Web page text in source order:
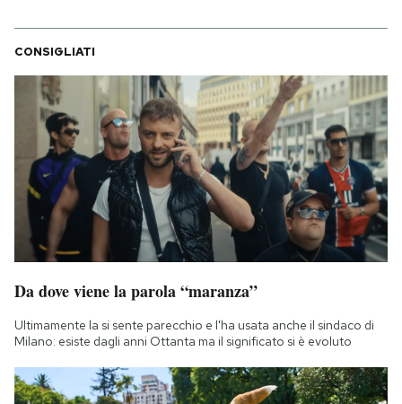
CONSIGLIATI
Da dove viene la parola “maranza”
Ultimamente la si sente parecchio e l'ha usata anche il sindaco di
Milano: esiste dagli anni Ottanta ma il significato si è evoluto